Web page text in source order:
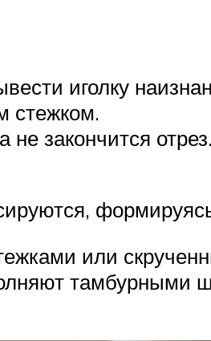
иголку
стежком.
закончится отрез.
или
тамбурными